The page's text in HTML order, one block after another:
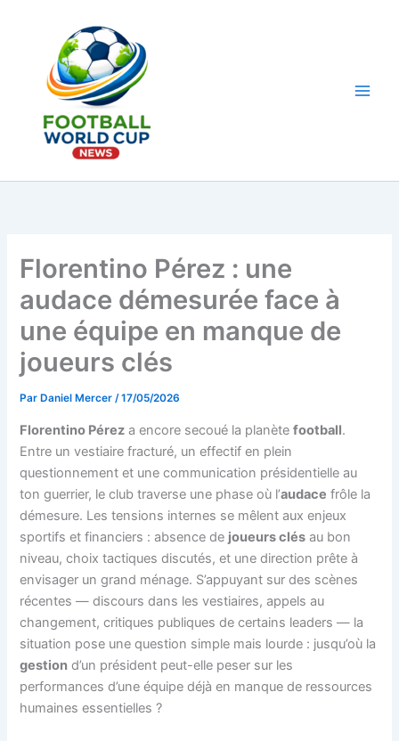
Florentino Pérez : une
audace démesurée face à
une équipe en manque de
joueurs clés
Par Daniel Mercer/17/05/2026
Florentino Pérez a encore secoué la planètefootball.
Entre un vestiaire fracturé, un effectif en plein
questionnement et une communication présidentielle au
ton guerrier, le club traverse une phase où l’audace frôle la
démesure. Les tensions internes se mêlent aux enjeux
sportifs et financiers : absence de joueurs clés au bon
niveau, choix tactiques discutés, et une direction prête à
envisager un grand ménage. S’appuyant sur des scènes
récentes — discours dans les vestiaires, appels au
changement, critiques publiques de certains leaders — la
situation pose une question simple mais lourde : jusqu’où la
gestion d’un président peut-elle peser sur les
performances d’une équipe déjà en manque de ressources
humaines essentielles ?